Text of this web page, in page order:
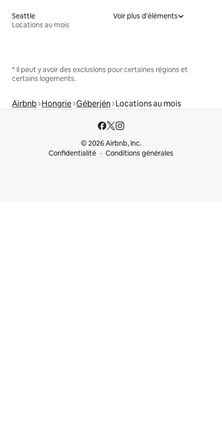
Seattle
Locations au mois
Voir plus d'éléments
* Il peut y avoir des exclusions pour certaines régions et
certains logements.
Airbnb Hongrie Géberjén Locations au mois
© 2026 Airbnb, Inc.
Confidentialité
Conditions générales